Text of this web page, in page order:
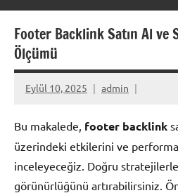
Footer Backlink Satın Al ve
Ölçümü
Eylül 10, 2025 admin
Bu makalede, footer backlink
üzerindeki etkilerini ve
inceleyeceğiz. Doğru
görünürlüğünü artırabilirsiniz.